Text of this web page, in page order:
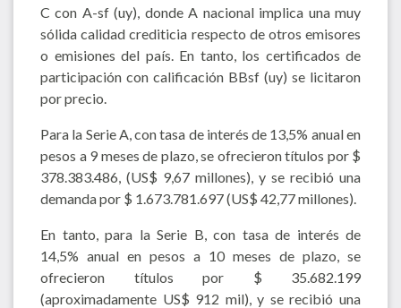
C con A-sf (uy), donde A nacional implica una muy
sólida calidad crediticia respecto de otros emisores
o emisiones del país. En tanto, los certificados de
participación con calificación BBsf (uy) se licitaron
por precio.
Para la Serie A, con tasa de interés de 13,5% anual en
pesos a 9 meses de plazo, se ofrecieron títulos por $
378.383.486, (US$ 9,67 millones), y se recibió una
demanda por $ 1.673.781.697 (US$ 42,77 millones).
En tanto, para la Serie B, con tasa de interés de
14,5% anual en pesos a 10 meses de plazo, se
ofrecieron títulos por $ 35.682.199
(aproximadamente US$ 912 mil), y se recibió una